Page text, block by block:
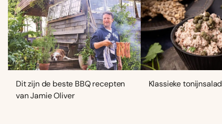
Dit zijn de beste BBQ recepten
van Jamie Oliver
Klassieke